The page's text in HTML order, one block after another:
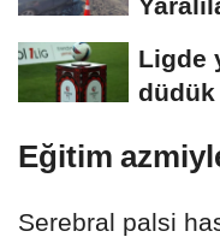
Ligde
düdük
Eğitim
Serebral palsi